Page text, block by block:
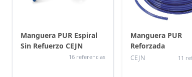
Manguera PUR Espiral
Sin Refuerzo CEJN
16 referencias
Manguera PUR
Reforzada
CEJN 11